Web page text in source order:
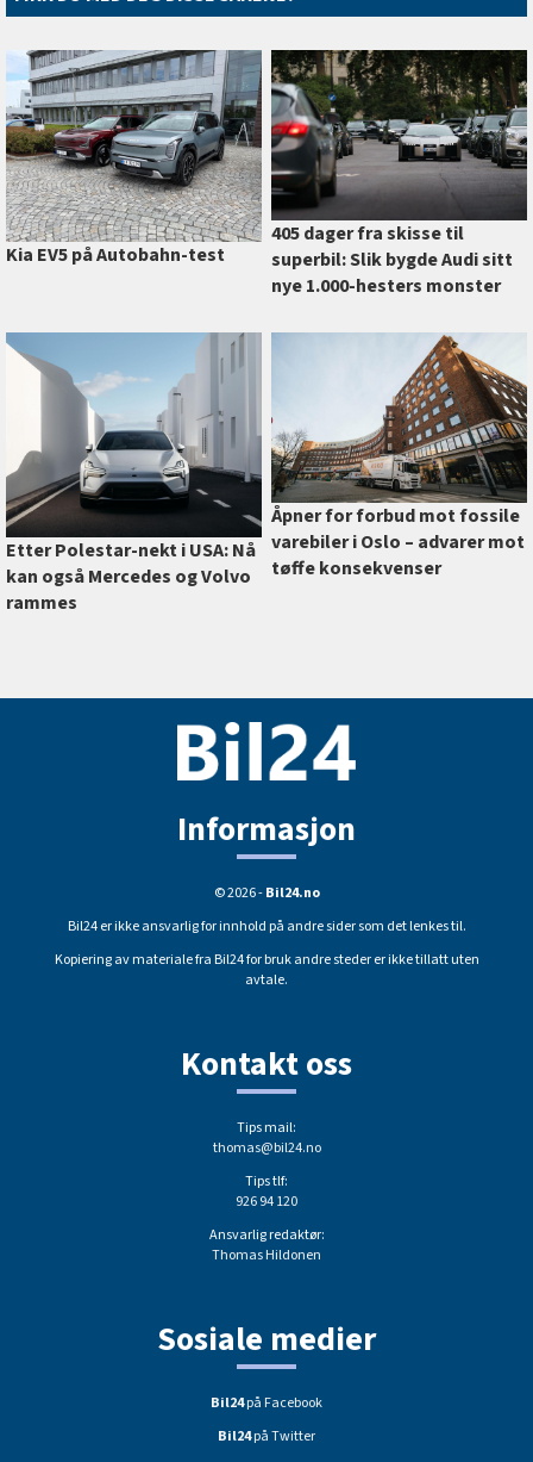
Kia EV5 på Autobahn-test
405 dager fra skisse til
superbil: Slik bygde Audi sitt
nye 1.000-hesters monster
Etter Polestar-nekt i USA: Nå
kan også Mercedes og Volvo
rammes
Åpner for forbud mot fossile
varebiler i Oslo –⁠ advarer mot
tøffe konsekvenser
Informasjon
© 2026 -Bil24.no
Bil24 er ikke ansvarlig for innhold på andre sider som det lenkes til.
Kopiering av materiale fra Bil24 for bruk andre steder er ikke tillatt uten
avtale.
Kontakt oss
Tips mail:
thomas@bil24.no
Tips tlf:
926 94 120
Ansvarlig redaktør:
Thomas Hildonen
Sosiale medier
Bil24på Facebook
Bil24på Twitter